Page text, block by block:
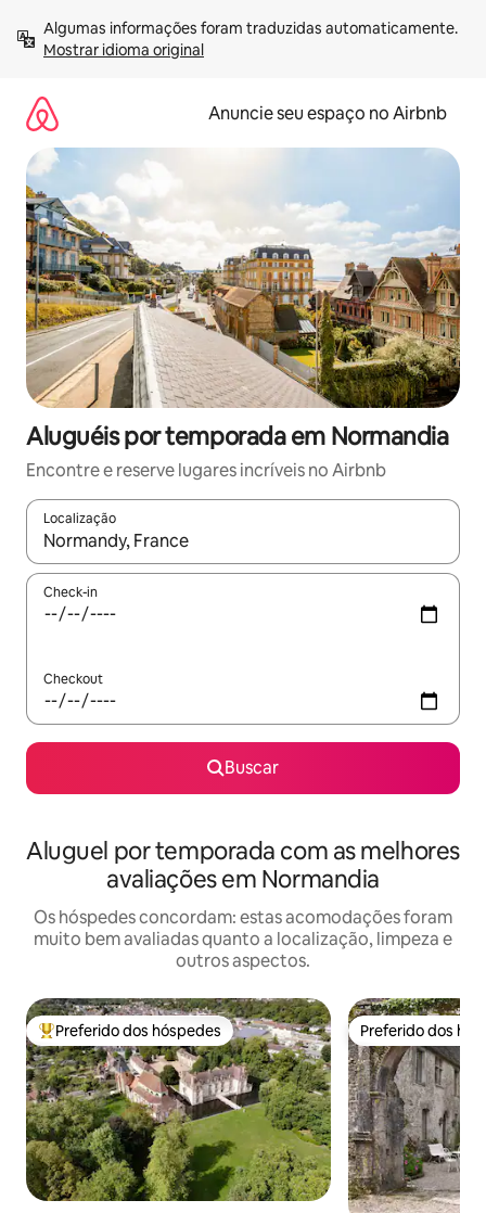
para
Mostrar idioma original
Anuncie seu espaço no Airbnb
Aluguéis por temporada em Normandia
Encontre e reserve lugares incríveis no Airbnb
Localização
Quando os resultados estiverem disponíveis, explore-os
Check-in
Checkout
Buscar
Aluguel por temporada com as melhores
avaliações em Normandia
Os hóspedes concordam: estas acomodações foram
muito bem avaliadas quanto a localização, limpeza e
outros aspectos.
Entre os melhores preferidos dos hóspedes
Preferido dos hóspedes Preferido dos
Preferido dos